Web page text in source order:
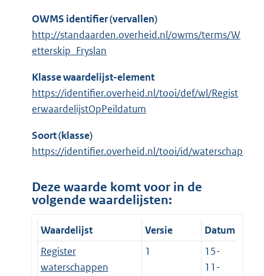
OWMS identifier (vervallen)
http://standaarden.overheid.nl/owms/terms/W
etterskip_Fryslan
Klasse waardelijst-element
https://identifier.overheid.nl/tooi/def/wl/Regist
erwaardelijstOpPeildatum
Soort (klasse)
https://identifier.overheid.nl/tooi/id/waterschap
Deze waarde komt voor in de
volgende waardelijsten:
Waardelijst Versie
Datum
Register
waterschappen
1
15-
11-